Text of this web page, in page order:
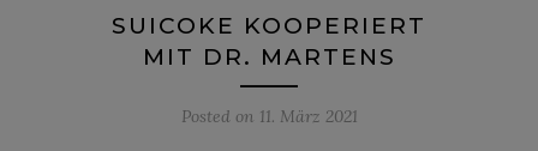
SUICOKE KOOPERIERT
MIT DR. MARTENS
Posted on 11. März 2021